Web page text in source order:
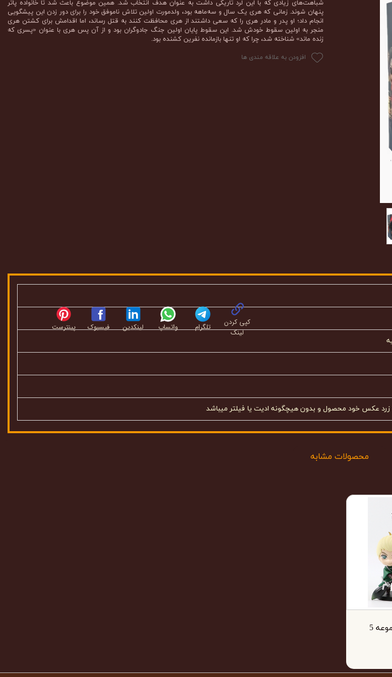
شباهت‌های زیادی که با این لرد تاریکی داشت به عنوان هدف انتخاب شد. همین موضوع باعث شد تا خانواده پاتر
پنهان شوند. زمانی که هری یک سال و سه‌ماهه بود، ولدمورت اولین تلاش ناموفق خود را برای دور زدن این پیشگویی
انجام داد؛ او پدر و مادر هری را که سعی داشتند از هری محافظت کنند به قتل رساند، اما اقدامش برای کشتن هری
منجر به اولین سقوط خودش شد. این سقوط پایان اولین جنگ جادوگران بود و از آن پس هری با عنوان «پسری که
زنده ماند» شناخته شد، چرا که او تنها بازمانده نفرین کشنده بود.
افزودن به علاقه مندی ها
زرد عکس خود محصول و بدون هیچگونه ادیت یا فیلتر میباشد
محصولات مشابه
فیگور چیبی هری پاتر مجموعه 5
کپی کردن
لینک
تلگرام واتساپ لینکدین فیسبوک پینترست